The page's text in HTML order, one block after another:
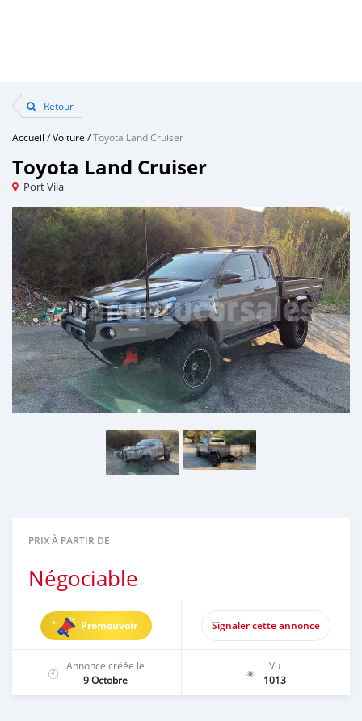
Retour
Accueil /Voiture /Toyota Land Cruiser
Toyota Land Cruiser
Port Vila
PRIX À PARTIR DE
Négociable
Promouvoir Signaler cette annonce
Annonce créée le
9 Octobre
Vu
1013